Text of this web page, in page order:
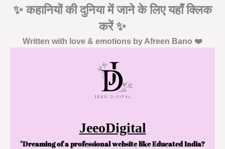
✨ कहानियों की दुनिया में जाने के लिए यहाँ क्लिक
करें ✨
Written with love & emotions by Afreen Bano ❤️
JeeoDigital
"Dreaming of a professional website like Educated India?